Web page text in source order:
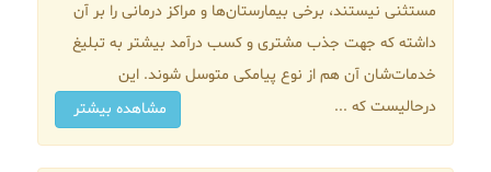
مستثنی نیستند، برخی بیمارستان‌ها و مراکز درمانی را بر آن
داشته که جهت جذب مشتری و کسب درآمد بیشتر به تبلیغ
خدمات‌شان آن هم از نوع پیامکی متوسل شوند. این
درحالیست که ...
مشاهده بیشتر